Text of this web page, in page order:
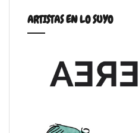
ARTISTAS EN LO SUYO